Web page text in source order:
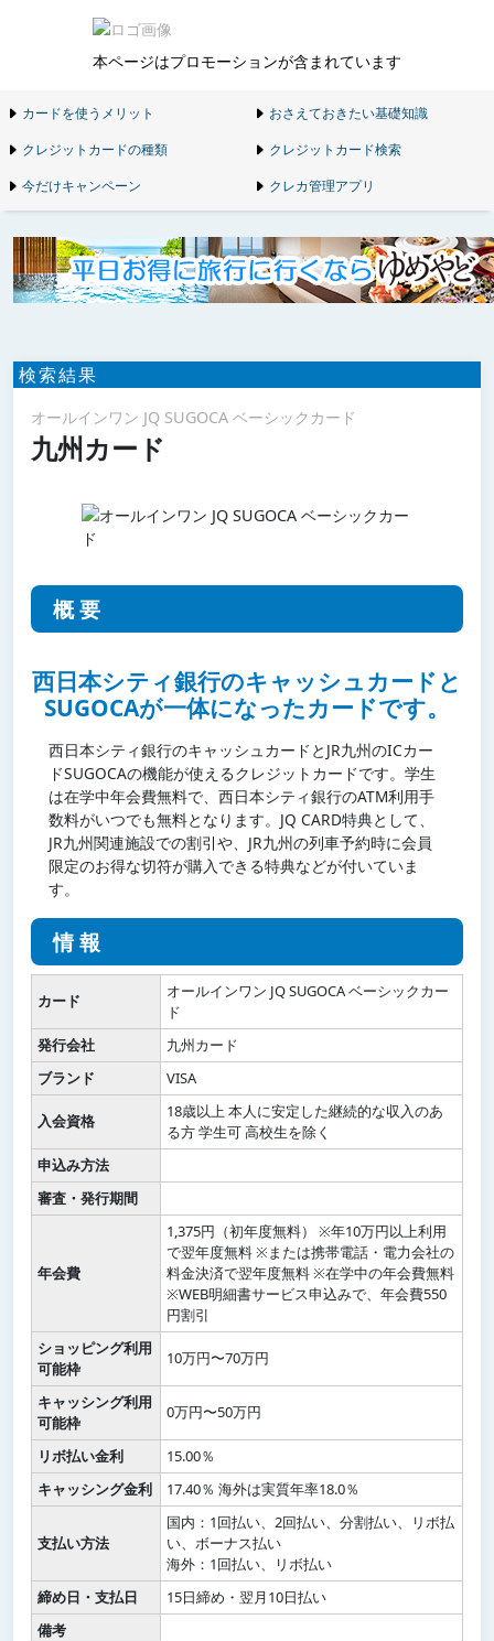
本ページはプロモーションが含まれています
カードを使うメリット
おさえておきたい基礎知識
クレジットカードの種類
クレジットカード検索
今だけキャンペーン
クレカ管理アプリ
検索結果
オールインワン JQ SUGOCA ベーシックカード
九州カード
概要
西日本シティ銀行のキャッシュカードと
SUGOCAが一体になったカードです。
西日本シティ銀行のキャッシュカードとJR九州のICカー
ドSUGOCAの機能が使えるクレジットカードです。学生
は在学中年会費無料で、西日本シティ銀行のATM利用手
数料がいつでも無料となります。JQ CARD特典として、
JR九州関連施設での割引や、JR九州の列車予約時に会員
限定のお得な切符が購入できる特典などが付いていま
す。
情報
カード
オールインワン JQ SUGOCA ベーシックカー
ド
発行会社
九州カード
ブランド
VISA
入会資格
18歳以上 本人に安定した継続的な収入のあ
る方 学生可 高校生を除く
申込み方法
審査・発行期間
年会費
1,375円（初年度無料） ※年10万円以上利用
で翌年度無料 ※または携帯電話・電力会社の
料金決済で翌年度無料 ※在学中の年会費無料
※WEB明細書サービス申込みで、年会費550
円割引
ショッピング利用
可能枠
10万円〜70万円
キャッシング利用
可能枠
0万円〜50万円
リボ払い金利
15.00％
キャッシング金利
17.40％ 海外は実質年率18.0％
支払い方法
国内：1回払い、2回払い、分割払い、リボ払
い、ボーナス払い
海外：1回払い、リボ払い
締め日・支払日
15日締め・翌月10日払い
備考